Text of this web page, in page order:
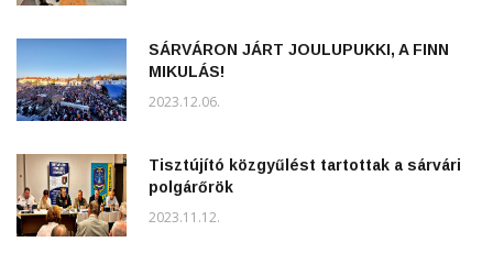
SÁRVÁRON JÁRT JOULUPUKKI, A FINN
MIKULÁS!
2023.12.06.
Tisztújító közgyűlést tartottak a sárvári
polgárőrök
2023.11.12.